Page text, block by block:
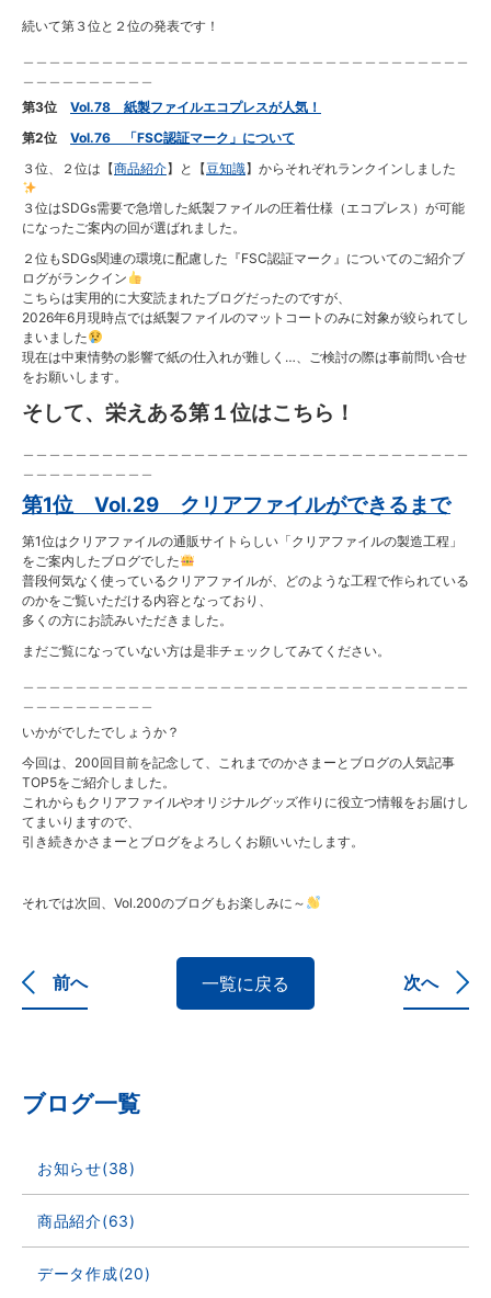
続いて第３位と２位の発表です！
第3位 Vol.78 紙製ファイルエコプレスが人気！
第2位 Vol.76 「FSC認証マーク」について
３位、２位は【商品紹介】と【豆知識】からそれぞれランクインしました
３位はSDGs需要で急増した紙製ファイルの圧着仕様（エコプレス）が可能
になったご案内の回が選ばれました。
２位もSDGs関連の環境に配慮した『FSC認証マーク』についてのご紹介ブ
ログがランクイン
こちらは実用的に大変読まれたブログだったのですが、
2026年6月現時点では紙製ファイルのマットコートのみに対象が絞られてし
まいました
現在は中東情勢の影響で紙の仕入れが難しく…、ご検討の際は事前問い合せ
をお願いします。
そして、栄えある第１位はこちら！
第1位 Vol.29 クリアファイルができるまで
第1位はクリアファイルの通販サイトらしい「クリアファイルの製造工程」
をご案内したブログでした
普段何気なく使っているクリアファイルが、どのような工程で作られている
のかをご覧いただける内容となっており、
多くの方にお読みいただきました。
まだご覧になっていない方は是非チェックしてみてください。
いかがでしたでしょうか？
今回は、200回目前を記念して、これまでのかさまーとブログの人気記事
TOP5をご紹介しました。
これからもクリアファイルやオリジナルグッズ作りに役立つ情報をお届けし
てまいりますので、
引き続きかさまーとブログをよろしくお願いいたします。
それでは次回、Vol.200のブログもお楽しみに～
前へ 一覧に戻る 次へ
ブログ一覧
お知らせ(38)
商品紹介(63)
データ作成(20)